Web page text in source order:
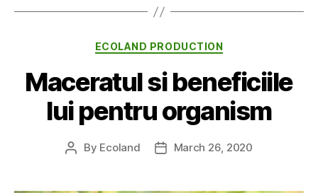
Categories
ECOLAND PRODUCTION
Maceratul si beneficiile
lui pentru organism
Post
By Ecoland
PostMarch 26, 2020